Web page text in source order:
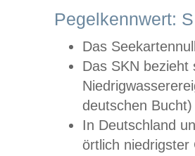
Pegelkennwert:
Das
Das SKN
deutschen
In Deutschland
örtlich